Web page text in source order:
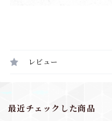
レビュー
最近チェックした商品